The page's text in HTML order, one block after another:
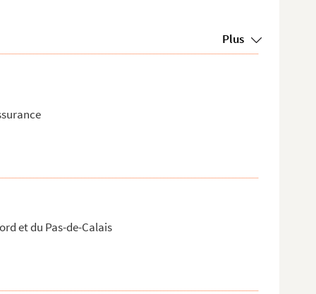
Plus
et du Pas-de-Calais